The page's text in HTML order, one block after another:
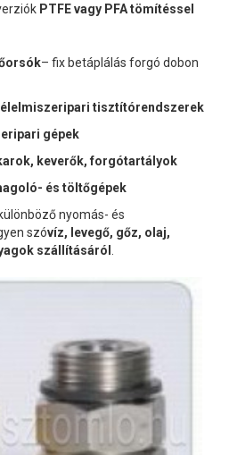
PTFE vagy PFA tömítéssel
– fix betáplálás forgó dobon
tisztítórendszerek
gépek
keverők, forgótartályok
és töltőgépek
nyomás- és
szóvíz, levegő, gőz, olaj,
szállításáról